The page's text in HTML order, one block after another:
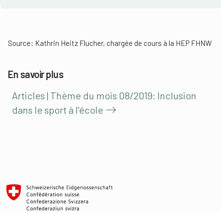
Source: Kathrin Heitz Flucher, chargée de cours à la HEP FHNW
En savoir plus
Articles | Thème du mois 08/2019: Inclusion
dans le sport à l'école